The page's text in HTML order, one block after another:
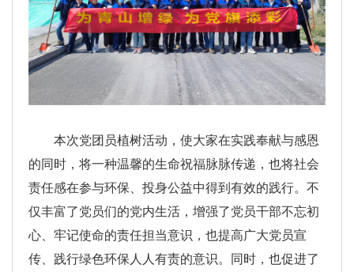
本次党团员植树活动，使大家在实践奉献与感恩
的同时，将一种温馨的生命祝福脉脉传递，也将社会
责任感在参与环保、投身公益中得到有效的践行。不
仅丰富了党员们的党内生活，增强了党员干部不忘初
心、牢记使命的责任担当意识，也提高广大党员宣
传、践行绿色环保人人有责的意识。同时，也促进了